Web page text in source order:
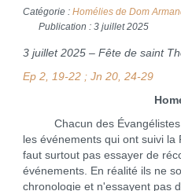
Catégorie : Homélies de Dom
Publication : 3 juillet 2025
3 juillet 2025 – Fête de saint
Ep 2, 19-22 ; Jn 20, 24-29
Chacun des Évangélistes
les événements qui ont suivi
faut surtout pas essayer de
événements. En réalité ils ne
chronologie et n'essayent pas